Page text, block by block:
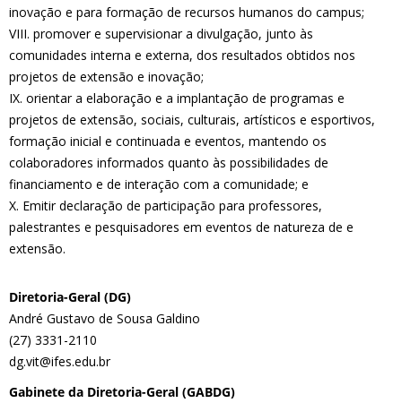
inovação e para formação de recursos humanos do campus;
VIII. promover e supervisionar a divulgação, junto às
comunidades interna e externa, dos resultados obtidos nos
projetos de extensão e inovação;
IX. orientar a elaboração e a implantação de programas e
projetos de extensão, sociais, culturais, artísticos e esportivos,
formação inicial e continuada e eventos, mantendo os
colaboradores informados quanto às possibilidades de
financiamento e de interação com a comunidade; e
X. Emitir declaração de participação para professores,
palestrantes e pesquisadores em eventos de natureza de e
extensão.
Diretoria-Geral (DG)
André Gustavo de Sousa Galdino
(27) 3331-2110
dg.vit@ifes.edu.br
Gabinete da Diretoria-Geral (GABDG)